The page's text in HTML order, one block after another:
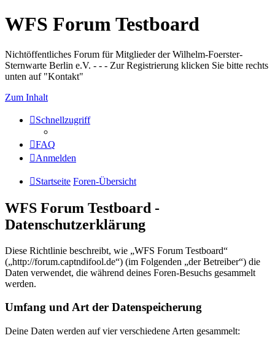
WFS Forum Testboard
Nichtöffentliches Forum für Mitglieder der Wilhelm-Foerster-
Sternwarte Berlin e.V. - - - Zur Registrierung klicken Sie bitte rechts
unten auf "Kontakt"
Zum Inhalt
Schnellzugriff
FAQ
Anmelden
Startseite Foren-Übersicht
WFS Forum Testboard -
Datenschutzerklärung
Diese Richtlinie beschreibt, wie „WFS Forum Testboard“
(„http://forum.captndifool.de“) (im Folgenden „der Betreiber“) die
Daten verwendet, die während deines Foren-Besuchs gesammelt
werden.
Umfang und Art der Datenspeicherung
Deine Daten werden auf vier verschiedene Arten gesammelt: